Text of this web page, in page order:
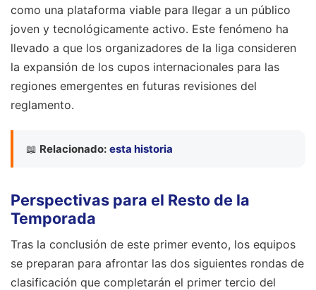
como una plataforma viable para llegar a un público
joven y tecnológicamente activo. Este fenómeno ha
llevado a que los organizadores de la liga consideren
la expansión de los cupos internacionales para las
regiones emergentes en futuras revisiones del
reglamento.
📖 Relacionado: esta historia
Perspectivas para el Resto de la
Temporada
Tras la conclusión de este primer evento, los equipos
se preparan para afrontar las dos siguientes rondas de
clasificación que completarán el primer tercio del